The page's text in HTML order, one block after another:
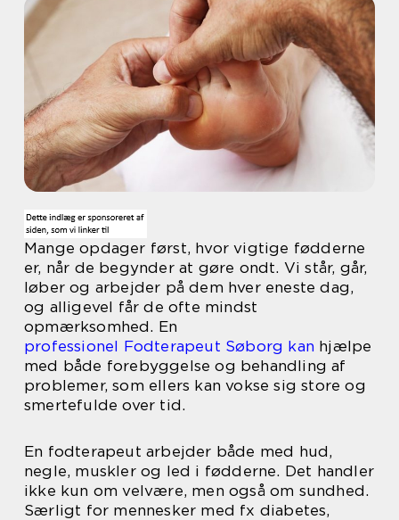
Mange opdager først, hvor vigtige fødderne
er, når de begynder at gøre ondt. Vi står, går,
løber og arbejder på dem hver eneste dag,
og alligevel får de ofte mindst
opmærksomhed. En
professionel Fodterapeut Søborg kan hjælpe
med både forebyggelse og behandling af
problemer, som ellers kan vokse sig store og
smertefulde over tid.
En fodterapeut arbejder både med hud,
negle, muskler og led i fødderne. Det handler
ikke kun om velvære, men også om sundhed.
Særligt for mennesker med fx diabetes,